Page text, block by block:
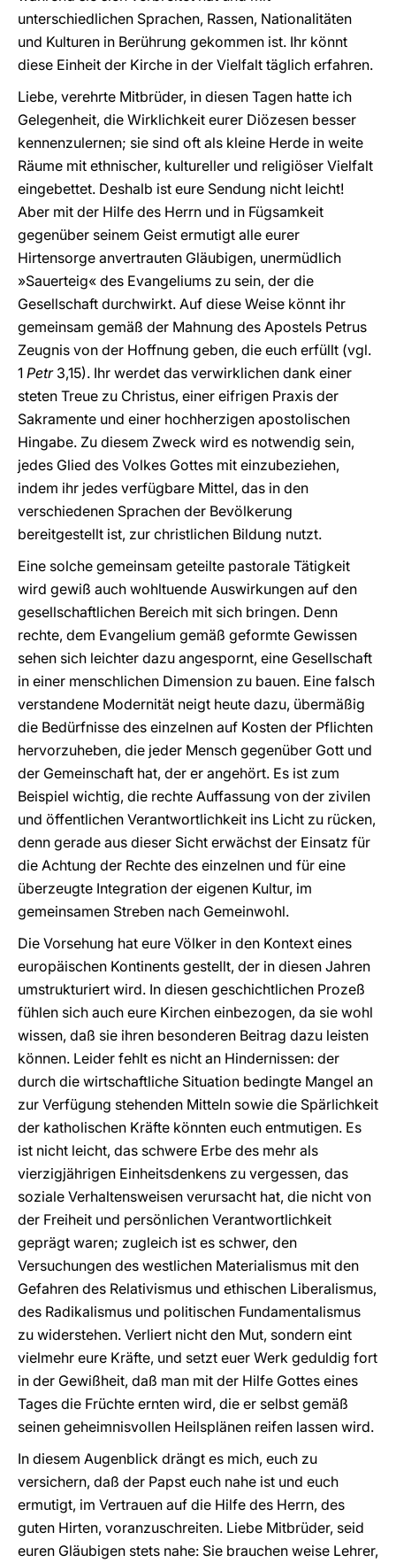
unterschiedlichen Sprachen, Rassen, Nationalitäten
und Kulturen in Berührung gekommen ist. Ihr könnt
diese Einheit der Kirche in der Vielfalt täglich erfahren.
Liebe, verehrte Mitbrüder, in diesen Tagen hatte ich
Gelegenheit, die Wirklichkeit eurer Diözesen besser
kennenzulernen; sie sind oft als kleine Herde in weite
Räume mit ethnischer, kultureller und religiöser Vielfalt
eingebettet. Deshalb ist eure Sendung nicht leicht!
Aber mit der Hilfe des Herrn und in Fügsamkeit
gegenüber seinem Geist ermutigt alle eurer
Hirtensorge anvertrauten Gläubigen, unermüdlich
»Sauerteig« des Evangeliums zu sein, der die
Gesellschaft durchwirkt. Auf diese Weise könnt ihr
gemeinsam gemäß der Mahnung des Apostels Petrus
Zeugnis von der Hoffnung geben, die euch erfüllt (vgl.
1 Petr3,15). Ihr werdet das verwirklichen dank einer
steten Treue zu Christus, einer eifrigen Praxis der
Sakramente und einer hochherzigen apostolischen
Hingabe. Zu diesem Zweck wird es notwendig sein,
jedes Glied des Volkes Gottes mit einzubeziehen,
indem ihr jedes verfügbare Mittel, das in den
verschiedenen Sprachen der Bevölkerung
bereitgestellt ist, zur christlichen Bildung nutzt.
Eine solche gemeinsam geteilte pastorale Tätigkeit
wird gewiß auch wohltuende Auswirkungen auf den
gesellschaftlichen Bereich mit sich bringen. Denn
rechte, dem Evangelium gemäß geformte Gewissen
sehen sich leichter dazu angespornt, eine Gesellschaft
in einer menschlichen Dimension zu bauen. Eine falsch
verstandene Modernität neigt heute dazu, übermäßig
die Bedürfnisse des einzelnen auf Kosten der Pflichten
hervorzuheben, die jeder Mensch gegenüber Gott und
der Gemeinschaft hat, der er angehört. Es ist zum
Beispiel wichtig, die rechte Auffassung von der zivilen
und öffentlichen Verantwortlichkeit ins Licht zu rücken,
denn gerade aus dieser Sicht erwächst der Einsatz für
die Achtung der Rechte des einzelnen und für eine
überzeugte Integration der eigenen Kultur, im
gemeinsamen Streben nach Gemeinwohl.
Die Vorsehung hat eure Völker in den Kontext eines
europäischen Kontinents gestellt, der in diesen Jahren
umstrukturiert wird. In diesen geschichtlichen Prozeß
fühlen sich auch eure Kirchen einbezogen, da sie wohl
wissen, daß sie ihren besonderen Beitrag dazu leisten
können. Leider fehlt es nicht an Hindernissen: der
durch die wirtschaftliche Situation bedingte Mangel an
zur Verfügung stehenden Mitteln sowie die Spärlichkeit
der katholischen Kräfte könnten euch entmutigen. Es
ist nicht leicht, das schwere Erbe des mehr als
vierzigjährigen Einheitsdenkens zu vergessen, das
soziale Verhaltensweisen verursacht hat, die nicht von
der Freiheit und persönlichen Verantwortlichkeit
geprägt waren; zugleich ist es schwer, den
Versuchungen des westlichen Materialismus mit den
Gefahren des Relativismus und ethischen Liberalismus,
des Radikalismus und politischen Fundamentalismus
zu widerstehen. Verliert nicht den Mut, sondern eint
vielmehr eure Kräfte, und setzt euer Werk geduldig fort
in der Gewißheit, daß man mit der Hilfe Gottes eines
Tages die Früchte ernten wird, die er selbst gemäß
seinen geheimnisvollen Heilsplänen reifen lassen wird.
In diesem Augenblick drängt es mich, euch zu
versichern, daß der Papst euch nahe ist und euch
ermutigt, im Vertrauen auf die Hilfe des Herrn, des
guten Hirten, voranzuschreiten. Liebe Mitbrüder, seid
euren Gläubigen stets nahe: Sie brauchen weise Lehrer,